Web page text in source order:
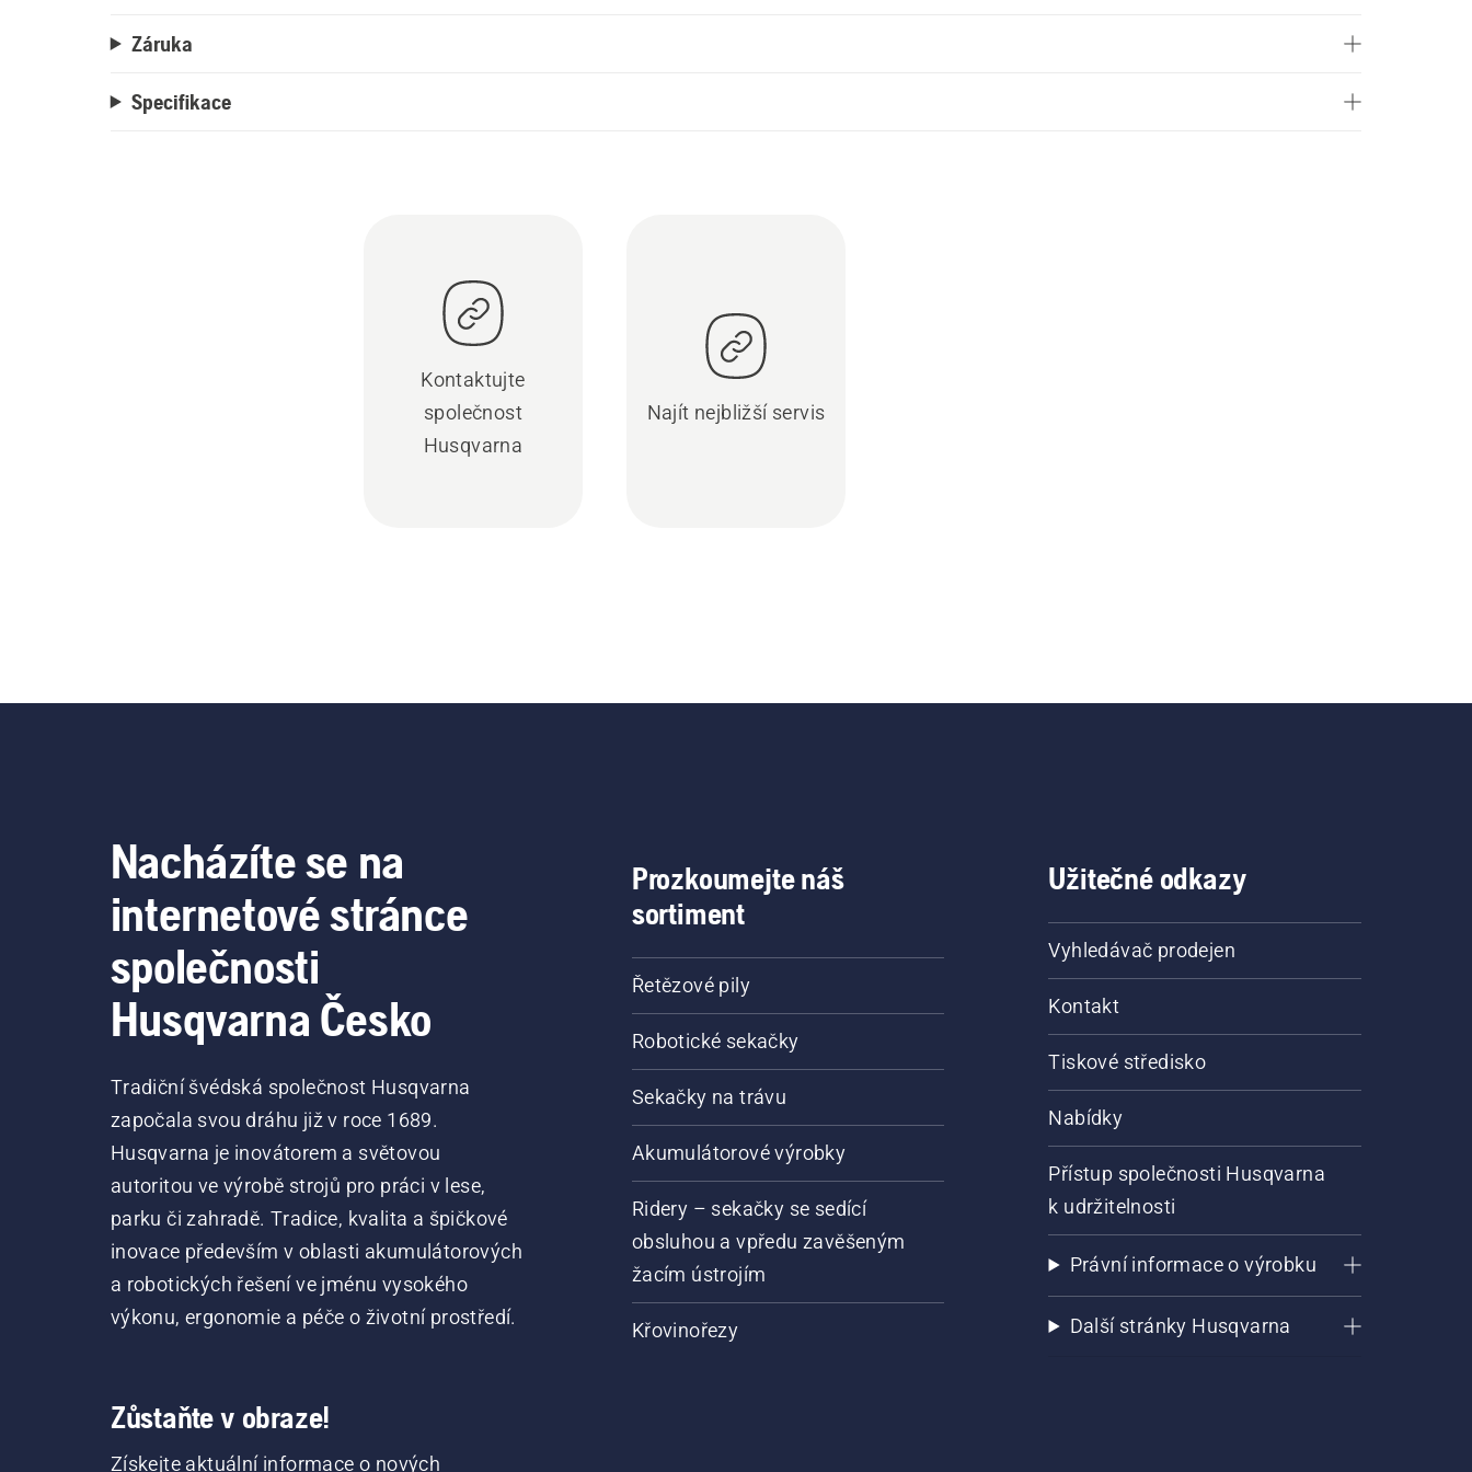
Záruka
Specifikace
Kontaktujte
společnost
Husqvarna
Najít nejbližší servis
Nacházíte se na
internetové stránce
společnosti
Husqvarna Česko
Tradiční švédská společnost Husqvarna
započala svou dráhu již v roce 1689.
Husqvarna je inovátorem a světovou
autoritou ve výrobě strojů pro práci v lese,
parku či zahradě. Tradice, kvalita a špičkové
inovace především v oblasti akumulátorových
a robotických řešení ve jménu vysokého
výkonu, ergonomie a péče o životní prostředí.
Zůstaňte v obraze!
Získejte aktuální informace o nových
Prozkoumejte náš
sortiment
Řetězové pily
Robotické sekačky
Sekačky na trávu
Akumulátorové výrobky
Ridery – sekačky se sedící
obsluhou a vpředu zavěšeným
žacím ústrojím
Křovinořezy
Užitečné odkazy
Vyhledávač prodejen
Kontakt
Tiskové středisko
Nabídky
Přístup společnosti Husqvarna
k udržitelnosti
Právní informace o výrobku
Další stránky Husqvarna